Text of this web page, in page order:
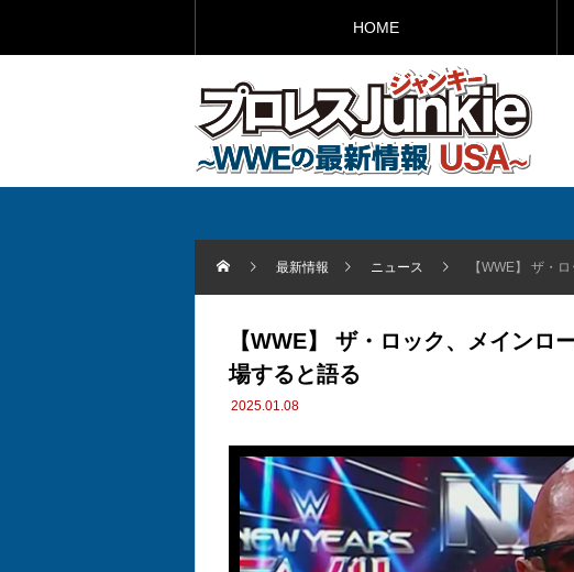
HOME
最新情報 ニュース 【WWE】 ザ・
【WWE】 ザ・ロック、メインロ
場すると語る
2025.01.08